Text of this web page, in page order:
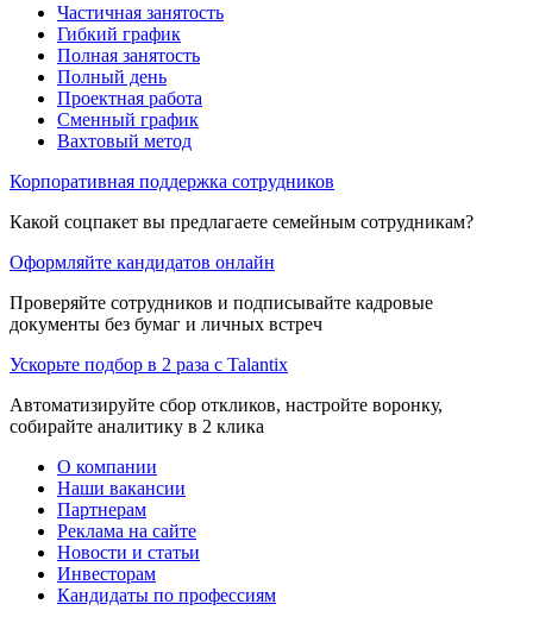
Частичная занятость
Гибкий график
Полная занятость
Полный день
Проектная работа
Сменный график
Вахтовый метод
Корпоративная поддержка сотрудников
Какой соцпакет вы предлагаете семейным сотрудникам?
Оформляйте кандидатов онлайн
Проверяйте сотрудников и подписывайте кадровые
документы без бумаг и личных встреч
Ускорьте подбор в 2 раза с Talantix
Автоматизируйте сбор откликов, настройте воронку,
собирайте аналитику в 2 клика
О компании
Наши вакансии
Партнерам
Реклама на сайте
Новости и статьи
Инвесторам
Кандидаты по профессиям